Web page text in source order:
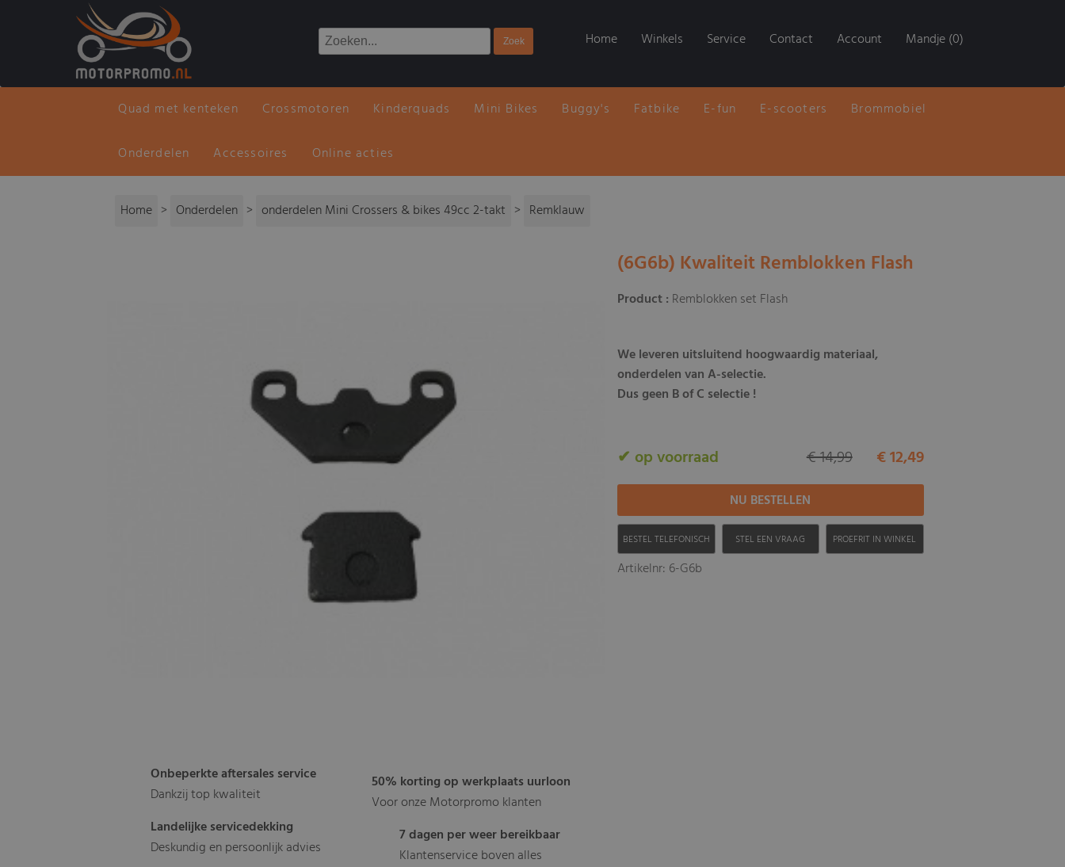
Home Winkels Service Contact Account Mandje (0)
Quad met kenteken Crossmotoren Kinderquads Mini Bikes Buggy's Fatbike E-fun E-scooters Brommobiel
Onderdelen Accessoires Online acties
Home > Onderdelen > onderdelen Mini Crossers & bikes 49cc 2-takt > Remklauw
Onbeperkte aftersales service
Dankzij top kwaliteit
Landelijke servicedekking
Deskundig en persoonlijk advies
50% korting op werkplaats uurloon
Voor onze Motorpromo klanten
7 dagen per weer bereikbaar
Klantenservice boven alles
(6G6b) Kwaliteit Remblokken Flash
Product : Remblokken set Flash
We leveren uitsluitend hoogwaardig materiaal,
onderdelen van A-selectie.
Dus geen B of C selectie !
✔ op voorraad € 12,49
€ 14,99
BESTEL TELEFONISCH STEL EEN VRAAG PROEFRIT IN WINKEL
Artikelnr: 6-G6b